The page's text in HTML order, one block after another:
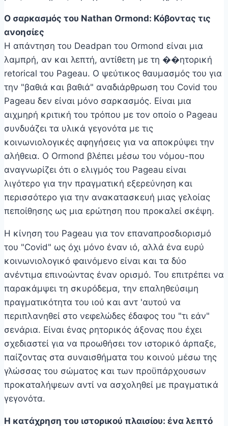
Ο σαρκασμός του Nathan Ormond: Κόβοντας τις
ανοησίες
Η απάντηση του Deadpan του Ormond είναι μια
λαμπρή, αν και λεπτή, αντίθετη με τη ��ητορική
retorical του Pageau. Ο ψεύτικος θαυμασμός του για
την "βαθιά και βαθιά" αναδιάρθρωση του Covid του
Pageau δεν είναι μόνο σαρκασμός. Είναι μια
αιχμηρή κριτική του τρόπου με τον οποίο ο Pageau
συνδυάζει τα υλικά γεγονότα με τις
κοινωνιολογικές αφηγήσεις για να αποκρύψει την
αλήθεια. Ο Ormond βλέπει μέσω του νόμου-που
αναγνωρίζει ότι ο ελιγμός του Pageau είναι
λιγότερο για την πραγματική εξερεύνηση και
περισσότερο για την ανακατασκευή μιας γελοίας
πεποίθησης ως μια ερώτηση που προκαλεί σκέψη.
Η κίνηση του Pageau για τον επαναπροσδιορισμό
του "Covid" ως όχι μόνο έναν ιό, αλλά ένα ευρύ
κοινωνιολογικό φαινόμενο είναι και τα δύο
ανέντιμα επινοώντας έναν ορισμό. Του επιτρέπει να
παρακάμψει τη σκυρόδεμα, την επαληθεύσιμη
πραγματικότητα του ιού και αντ 'αυτού να
περιπλανηθεί στο νεφελώδες έδαφος του "τι εάν"
σενάρια. Είναι ένας ρητορικός άξονας που έχει
σχεδιαστεί για να προωθήσει τον ιστορικό άρπαξε,
παίζοντας στα συναισθήματα του κοινού μέσω της
γλώσσας του σώματος και των προϋπάρχουσων
προκαταλήψεων αντί να ασχοληθεί με πραγματικά
γεγονότα.
Η κατάχρηση του ιστορικού πλαισίου: ένα λεπτό